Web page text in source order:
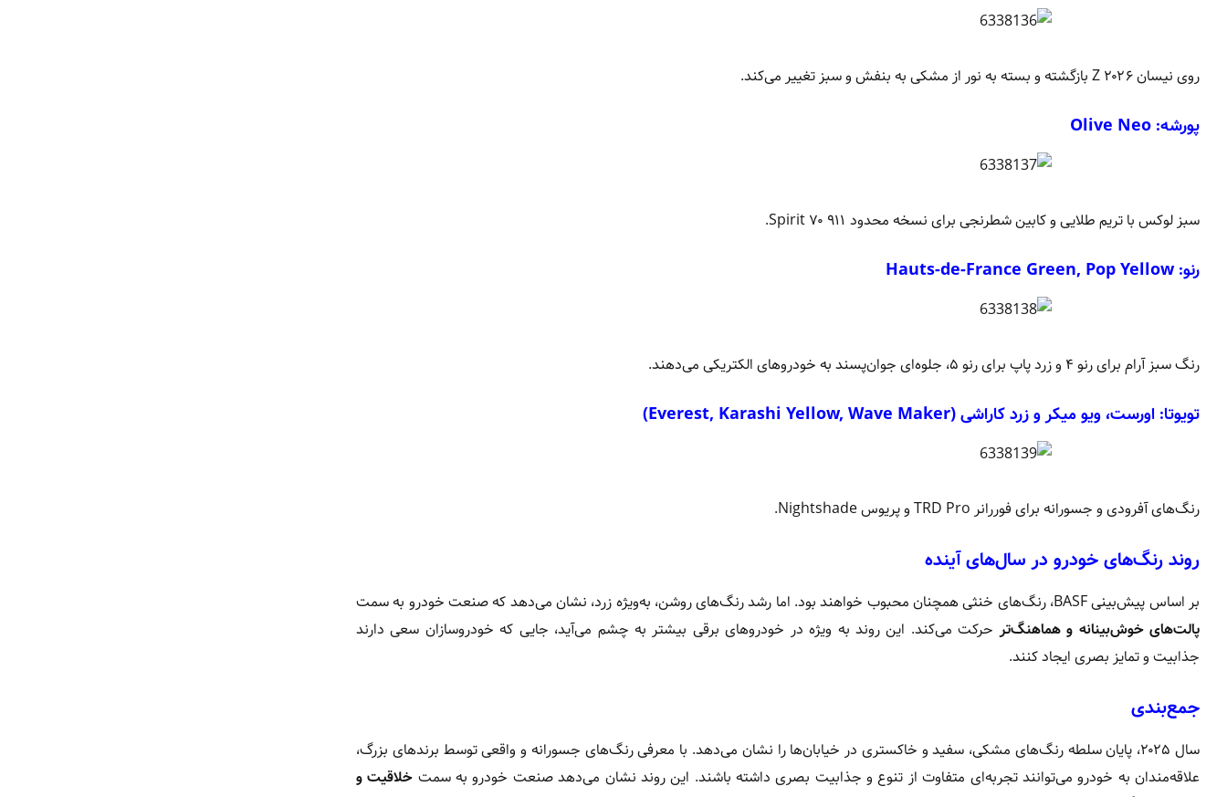
روی نیسان Z ۲۰۲۶ بازگشته و بسته به نور از مشکی به بنفش و سبز تغییر می‌کند.
پورشه:
سبز لوکس با تریم طلایی و کابین شطرنجی برای نسخه محدود ۹۱۱ Spirit ۷۰.
رنو:
رنگ سبز آرام برای رنو ۴ و زرد پاپ برای رنو ۵، جلوه‌ای جوان‌پسند به خودروهای الکتریکی می‌دهند.
تویوتا: اورست، ویو میکر و زرد کاراشی (Everest, Karashi Yellow, Wave Maker)
رنگ‌های آفرودی و جسورانه برای فوررانر TRD Pro و پریوس Nightshade.
روند رنگ‌های خودرو در سال‌های آینده
بر اساس پیش‌بینی BASF، رنگ‌های خنثی همچنان محبوب خواهند بود. اما رشد رنگ‌های روشن، به‌ویژه زرد، نشان می‌دهد که صنعت خودرو به سمت
پالت‌های خوش‌بینانه و هماهنگ‌تر حرکت می‌کند. این روند به ویژه در خودروهای برقی بیشتر به چشم می‌آید، جایی که خودروسازان سعی دارند
جذابیت و تمایز بصری ایجاد کنند.
جمع‌بندی
سال ۲۰۲۵، پایان سلطه رنگ‌های مشکی، سفید و خاکستری در خیابان‌ها را نشان می‌دهد. با معرفی رنگ‌های جسورانه و واقعی توسط برندهای بزرگ،
علاقه‌مندان به خودرو می‌توانند تجربه‌ای متفاوت از تنوع و جذابیت بصری داشته باشند. این روند نشان می‌دهد صنعت خودرو به سمت خلاقیت و